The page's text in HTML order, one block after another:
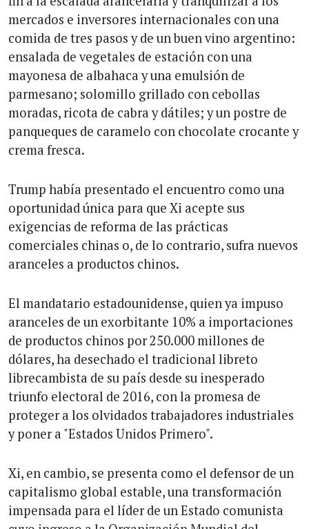
mercados e inversores internacionales con una
comida de tres pasos y de un buen vino argentino:
ensalada de vegetales de estación con una
mayonesa de albahaca y una emulsión de
parmesano; solomillo grillado con cebollas
moradas, ricota de cabra y dátiles; y un postre de
panqueques de caramelo con chocolate crocante y
crema fresca.
Trump había presentado el encuentro como una
oportunidad única para que Xi acepte sus
exigencias de reforma de las prácticas
comerciales chinas o, de lo contrario, sufra nuevos
aranceles a productos chinos.
El mandatario estadounidense, quien ya impuso
aranceles de un exorbitante 10% a importaciones
de productos chinos por 250.000 millones de
dólares, ha desechado el tradicional libreto
librecambista de su país desde su inesperado
triunfo electoral de 2016, con la promesa de
proteger a los olvidados trabajadores industriales
y poner a "Estados Unidos Primero".
Xi, en cambio, se presenta como el defensor de un
capitalismo global estable, una transformación
impensada para el líder de un Estado comunista